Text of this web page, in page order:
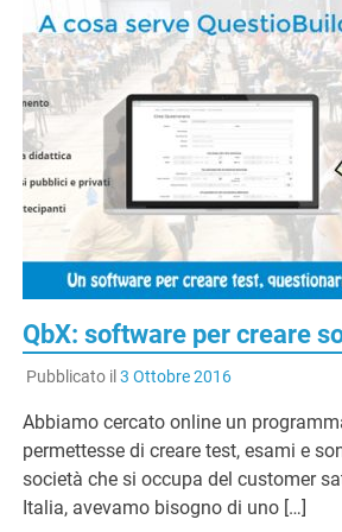
QbX: software per creare
Pubblicato il 3 Ottobre 2016
Abbiamo cercato online un
permettesse di creare test, esami e
società che si occupa del customer
Italia, avevamo bisogno di uno […]